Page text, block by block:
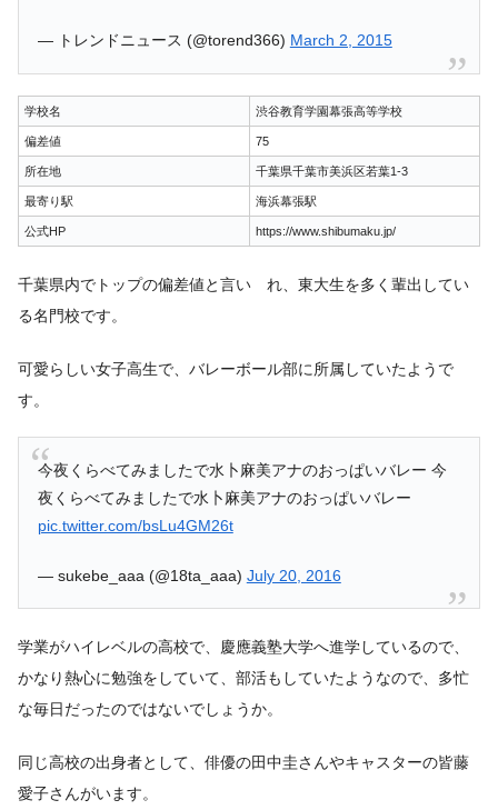
— トレンドニュース (@torend366) March 2, 2015
学校名 渋谷教育学園幕張高等学校
偏差値 75
所在地 千葉県千葉市美浜区若葉1-3
最寄り駅 海浜幕張駅
公式HP https://www.shibumaku.jp/
千葉県内でトップの偏差値と言い れ、東大生を多く輩出してい
る名門校です。
可愛らしい女子高生で、バレーボール部に所属していたようで
す。
今夜くらべてみましたで水卜麻美アナのおっぱいバレー 今
夜くらべてみましたで水卜麻美アナのおっぱいバレー
pic.twitter.com/bsLu4GM26t
— sukebe_aaa (@18ta_aaa) July 20, 2016
学業がハイレベルの高校で、慶應義塾大学へ進学しているので、
かなり熱心に勉強をしていて、部活もしていたようなので、多忙
な毎日だったのではないでしょうか。
同じ高校の出身者として、俳優の田中圭さんやキャスターの皆藤
愛子さんがいます。